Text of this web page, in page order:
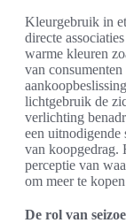
Kleurgebruik in
directe
warme kleuren
van
lichtgebruik de
verlichting
een uitnodigende
van koopgedrag.
perceptie van
om meer te
De rol van